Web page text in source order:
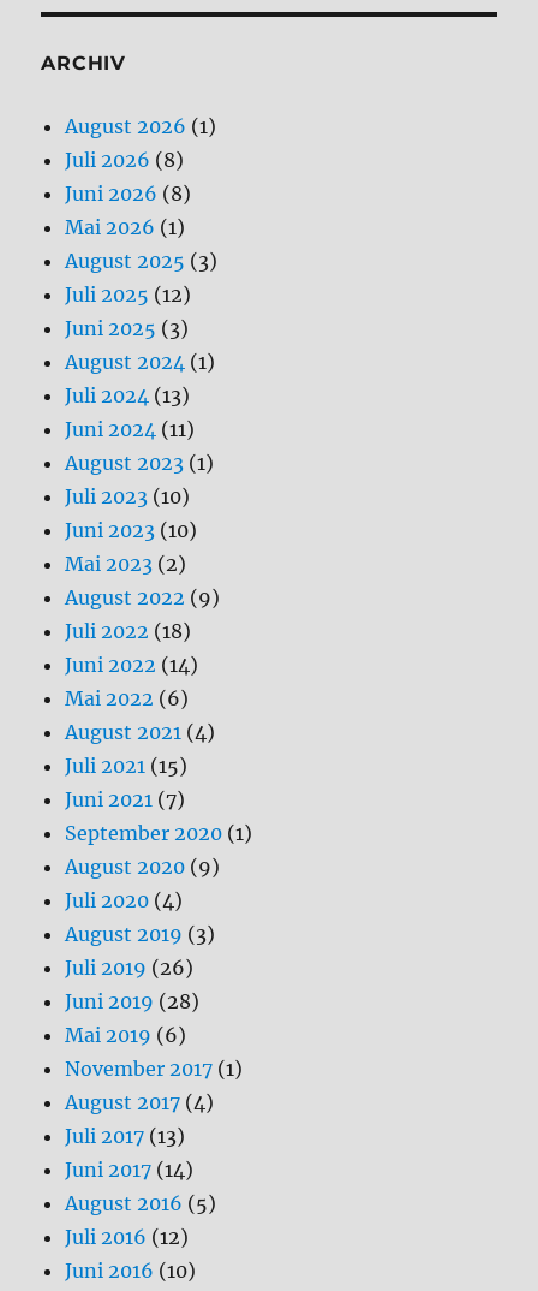
ARCHIV
August 2026 (1)
Juli 2026 (8)
Juni 2026 (8)
Mai 2026 (1)
August 2025 (3)
Juli 2025 (12)
Juni 2025 (3)
August 2024 (1)
Juli 2024 (13)
Juni 2024 (11)
August 2023 (1)
Juli 2023 (10)
Juni 2023 (10)
Mai 2023 (2)
August 2022 (9)
Juli 2022 (18)
Juni 2022 (14)
Mai 2022 (6)
August 2021 (4)
Juli 2021 (15)
Juni 2021 (7)
September 2020 (1)
August 2020 (9)
Juli 2020 (4)
August 2019 (3)
Juli 2019 (26)
Juni 2019 (28)
Mai 2019 (6)
November 2017 (1)
August 2017 (4)
Juli 2017 (13)
Juni 2017 (14)
August 2016 (5)
Juli 2016 (12)
Juni 2016 (10)